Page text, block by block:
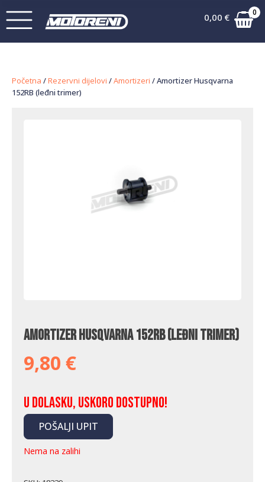
0,00 € 0
Početna /Rezervni dijelovi /Amortizeri / Amortizer Husqvarna
152RB (leđni trimer)
Amortizer Husqvarna 152RB (leđni trimer)
9,80 €
U dolasku, uskoro dostupno!
POŠALJI UPIT
Nema na zalihi